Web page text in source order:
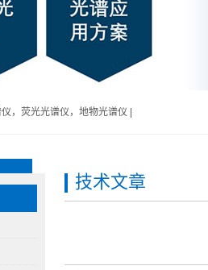
，荧光光谱仪，地物光谱仪 |
技术文章